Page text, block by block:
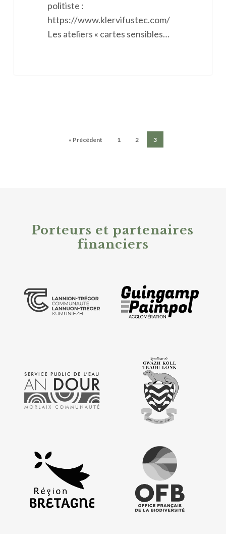
politiste :
https://www.klervifustec.com/
Les ateliers « cartes sensibles…
« Précédent 1 2 3
Porteurs et partenaires
financiers